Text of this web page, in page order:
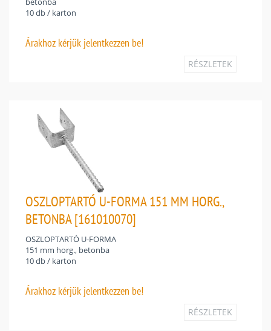
10 db / karton
Árakhoz kérjük jelentkezzen be!
RÉSZLETEK
OSZLOPTARTÓ U-FORMA 151 MM HORG.,
BETONBA [161010070]
OSZLOPTARTÓ U-FORMA
151 mm horg., betonba
10 db / karton
Árakhoz kérjük jelentkezzen be!
RÉSZLETEK